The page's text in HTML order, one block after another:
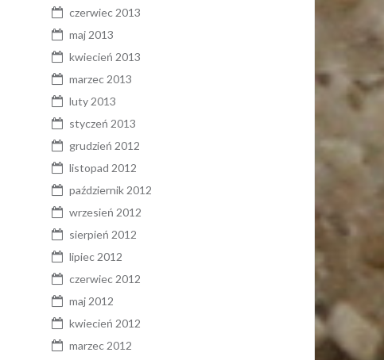
czerwiec 2013
maj 2013
kwiecień 2013
marzec 2013
luty 2013
styczeń 2013
grudzień 2012
listopad 2012
październik 2012
wrzesień 2012
sierpień 2012
lipiec 2012
czerwiec 2012
maj 2012
kwiecień 2012
marzec 2012